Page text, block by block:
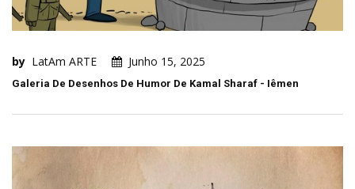
by LatAm ARTE Junho 15, 2025
Galeria De Desenhos De Humor De Kamal Sharaf - Iêmen